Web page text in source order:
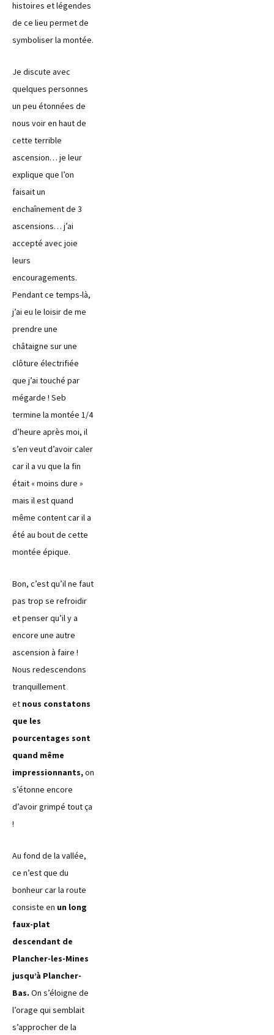
histoires et légendes
de ce lieu permet de
symboliser la montée.
Je discute avec
quelques personnes
un peu étonnées de
nous voir en haut de
cette terrible
ascension… je leur
explique que l’on
faisait un
enchaînement de 3
ascensions… j’ai
accepté avec joie
leurs
encouragements.
Pendant ce temps-là,
j’ai eu le loisir de me
prendre une
châtaigne sur une
clôture électrifiée
que j’ai touché par
mégarde ! Seb
termine la montée 1/4
d’heure après moi, il
s’en veut d’avoir caler
car il a vu que la fin
était « moins dure »
mais il est quand
même content car il a
été au bout de cette
montée épique.
Bon, c’est qu’il ne faut
pas trop se refroidir
et penser qu’il y a
encore une autre
ascension à faire !
Nous redescendons
tranquillement
et nous constatons
que les
pourcentages sont
quand même
impressionnants,on
s’étonne encore
d’avoir grimpé tout ça
!
Au fond de la vallée,
ce n’est que du
bonheur car la route
consiste en un long
faux-plat
descendant de
Plancher-les-Mines
jusqu’à Plancher-
Bas. On s’éloigne de
l’orage qui semblait
s’approcher de la